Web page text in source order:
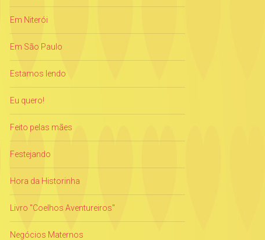
Em Niterói
Em São Paulo
Estamos lendo
Eu quero!
Feito pelas mães
Festejando
Hora da Historinha
Livro "Coelhos Aventureiros"
Negócios Maternos